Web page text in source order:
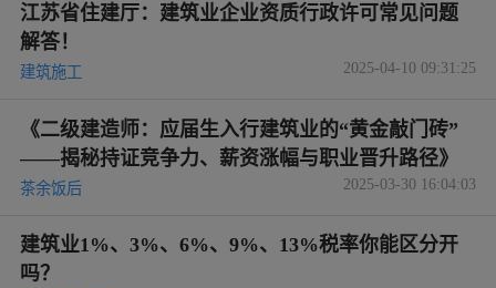
江苏省住建厅：建筑业企业资质行政许可常见问题
解答！
建筑施工 2025-04-10 09:31:25
《二级建造师：应届生入行建筑业的“黄金敲门砖”
——揭秘持证竞争力、薪资涨幅与职业晋升路径》
茶余饭后 2025-03-30 16:04:03
建筑业1%、3%、6%、9%、13%税率你能区分开
吗？